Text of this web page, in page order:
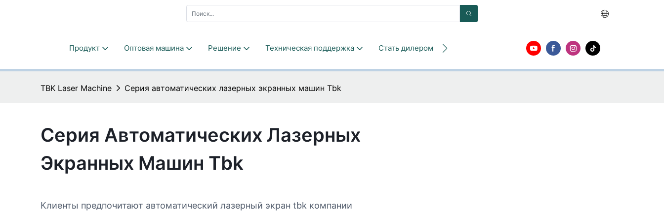
Продукт Оптовая машина Решение Техническая поддержка Стать дилером
TBK Laser Machine Серия автоматических лазерных экранных машин Tbk
Серия Автоматических Лазерных
Экранных Машин Tbk
Клиенты предпочитают автоматический лазерный экран tbk компании